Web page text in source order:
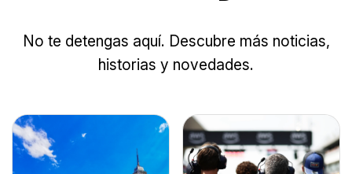
No te detengas aquí. Descubre más noticias,
historias y novedades.